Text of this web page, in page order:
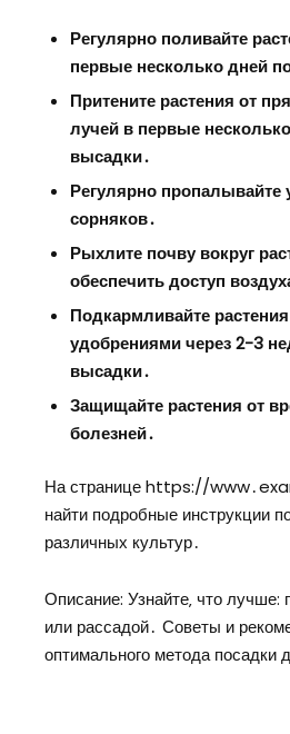
Регулярно поливайте
первые несколько дней
Притените растения от
лучей в первые
высадки․
Регулярно пропалывайте
сорняков․
Рыхлите почву вокруг
обеспечить доступ
Подкармливайте
удобрениями через 2-3
высадки․
Защищайте растения от
болезней․
На странице https://
найти подробные инструкции
различных культур․
Описание: Узнайте‚ что лучше:
или рассадой․ Советы и
оптимального метода посадки